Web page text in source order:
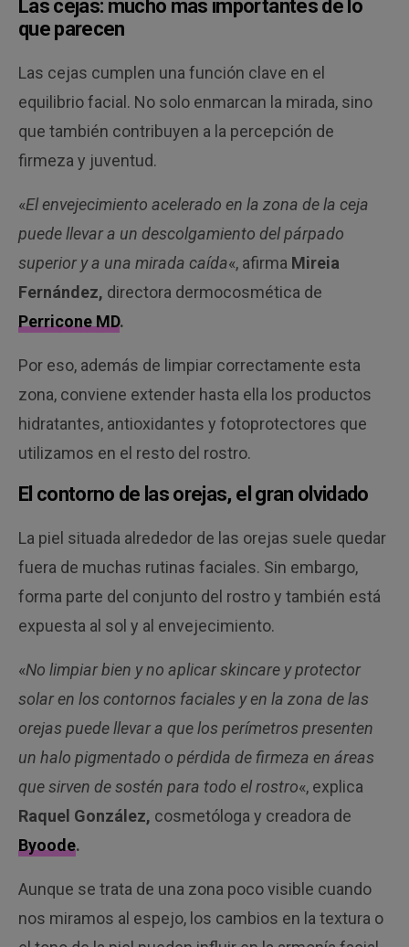
Las cejas: mucho más importantes de lo
que parecen
Las cejas cumplen una función clave en el
equilibrio facial. No solo enmarcan la mirada, sino
que también contribuyen a la percepción de
firmeza y juventud.
«El envejecimiento acelerado en la zona de la ceja
puede llevar a un descolgamiento del párpado
superior y a una mirada caída«, afirma Mireia
Fernández, directora dermocosmética de
Perricone MD.
Por eso, además de limpiar correctamente esta
zona, conviene extender hasta ella los productos
hidratantes, antioxidantes y fotoprotectores que
utilizamos en el resto del rostro.
El contorno de las orejas, el gran olvidado
La piel situada alrededor de las orejas suele quedar
fuera de muchas rutinas faciales. Sin embargo,
forma parte del conjunto del rostro y también está
expuesta al sol y al envejecimiento.
«No limpiar bien y no aplicar skincare y protector
solar en los contornos faciales y en la zona de las
orejas puede llevar a que los perímetros presenten
un halo pigmentado o pérdida de firmeza en áreas
que sirven de sostén para todo el rostro«, explica
Raquel González, cosmetóloga y creadora de
Byoode.
Aunque se trata de una zona poco visible cuando
nos miramos al espejo, los cambios en la textura o